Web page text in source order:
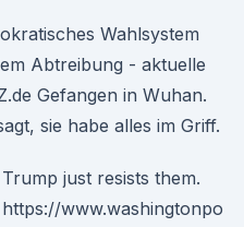
Wahlsystem
Abtreibung - aktuelle
Gefangen in Wuhan.
sie habe alles im Griff.
Trump just resists them.
https://www.washingtonpo